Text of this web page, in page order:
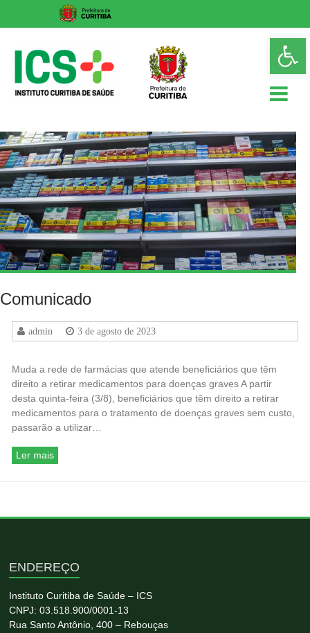
content
ICS
Instituto
Curitiba
de
Saúde
Comunicado
admin 3 de agosto de 2023
Muda a rede de farmácias que atende beneficiários que têm
direito a retirar medicamentos para doenças graves A partir
desta quinta-feira (3/8), beneficiários que têm direito a retirar
medicamentos para o tratamento de doenças graves sem custo,
passarão a utilizar…
Ler mais
ENDEREÇO
Instituto Curitiba de Saúde – ICS
CNPJ: 03.518.900/0001-13
Rua Santo Antônio, 400 – Rebouças